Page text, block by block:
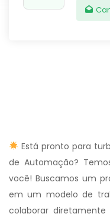
Está pronto para
de Automação?
você! Buscamos um
em um modelo de
colaborar diretamente